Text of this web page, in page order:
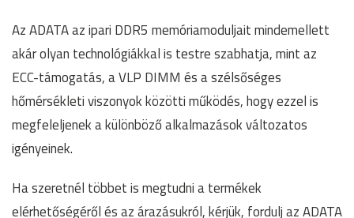
Az ADATA az ipari DDR5 memóriamoduljait mindemellett
akár olyan technológiákkal is testre szabhatja, mint az
ECC-támogatás, a VLP DIMM és a szélsőséges
hőmérsékleti viszonyok közötti működés, hogy ezzel is
megfeleljenek a különböző alkalmazások változatos
igényeinek.
Ha szeretnél többet is megtudni a termékek
elérhetőségéről és az árazásukról, kérjük, fordulj az ADATA